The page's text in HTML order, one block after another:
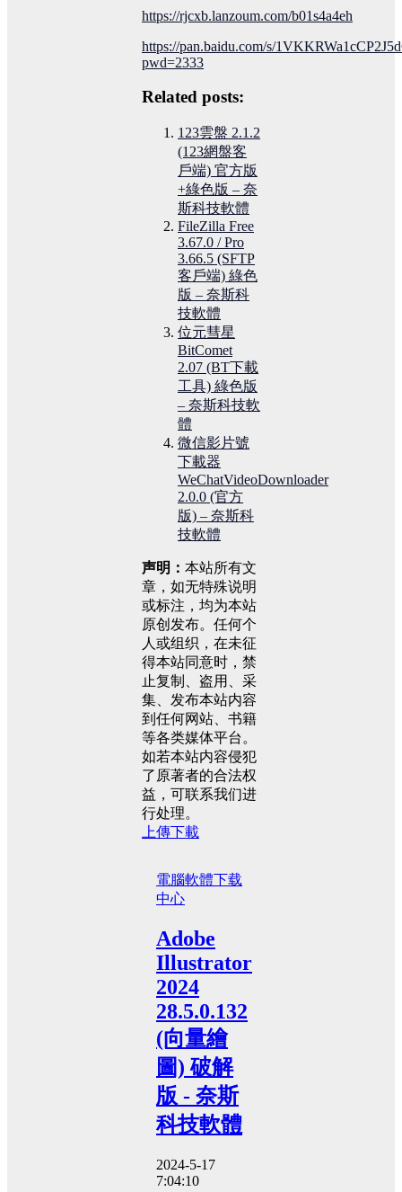
https://rjcxb.lanzoum.com/b01s4a4eh
https://pan.baidu.com/s/
pwd=2333
Related posts:
123雲盤 2.1.2
(123網盤客
戶端) 官方版
+綠色版 – 奈
斯科技軟體
FileZilla Free
3.67.0 / Pro
3.66.5 (SFTP
客戶端) 綠色
版 – 奈斯科
技軟體
位元彗星
BitComet
2.07 (BT下載
工具) 綠色版
– 奈斯科技軟
體
微信影片號
下載器
WeChatVideoDownloader
2.0.0 (官方
版) – 奈斯科
技軟體
声明： 本站所有文
章，如无特殊说明
或标注，均为本站
原创发布。任何个
人或组织，在未征
得本站同意时，禁
止复制、盗用、采
集、发布本站内容
到任何网站、书籍
等各类媒体平台。
如若本站内容侵犯
了原著者的合法权
益，可联系我们进
行处理。
上傳下載
電腦軟體下载
中心
Adobe
Illustrator
2024
28.5.0.132
(向量繪
圖) 破解
版 - 奈斯
科技軟體
2024-5-17
7:04:10